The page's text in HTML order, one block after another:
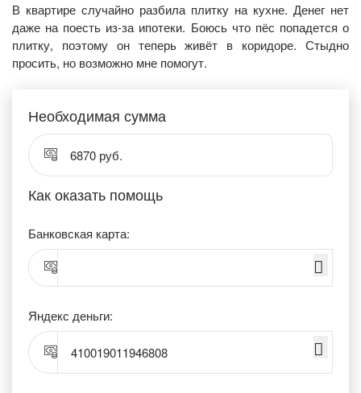
В квартире случайно разбила плитку на кухне. Денег нет
даже на поесть из-за ипотеки. Боюсь что пёс попадется о
плитку, поэтому он теперь живёт в коридоре. Стыдно
просить, но возможно мне помогут.
Необходимая сумма
6870 руб.
Как оказать помощь
Банковская карта:
Яндекс деньги:
410019011946808